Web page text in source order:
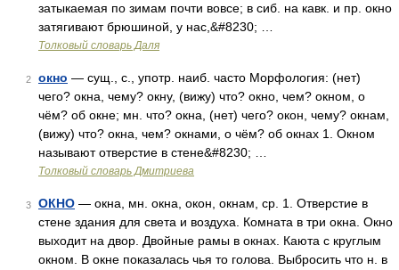
затыкаемая по зимам почти вовсе; в сиб. на кавк. и пр. окно
затягивают брюшиной, у нас,&#8230; …
Толковый словарь Даля
2 окно — сущ., с., употр. наиб. часто Морфология: (нет)
чего? окна, чему? окну, (вижу) что? окно, чем? окном, о
чём? об окне; мн. что? окна, (нет) чего? окон, чему? окнам,
(вижу) что? окна, чем? окнами, о чём? об окнах 1. Окном
называют отверстие в стене&#8230; …
Толковый словарь Дмитриева
3 ОКНО — окна, мн. окна, окон, окнам, ср. 1. Отверстие в
стене здания для света и воздуха. Комната в три окна. Окно
выходит на двор. Двойные рамы в окнах. Каюта с круглым
окном. В окне показалась чья то голова. Выбросить что н. в